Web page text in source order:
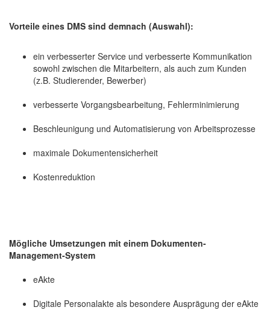
Vorteile eines DMS sind demnach (Auswahl):
ein verbesserter Service und verbesserte Kommunikation
sowohl zwischen die Mitarbeitern, als auch zum Kunden
(z.B. Studierender, Bewerber)
verbesserte Vorgangsbearbeitung, Fehlerminimierung
Beschleunigung und Automatisierung von Arbeitsprozesse
maximale Dokumentensicherheit
Kostenreduktion
Mögliche Umsetzungen mit einem Dokumenten-
Management-System
eAkte
Digitale Personalakte als besondere Ausprägung der eAkte